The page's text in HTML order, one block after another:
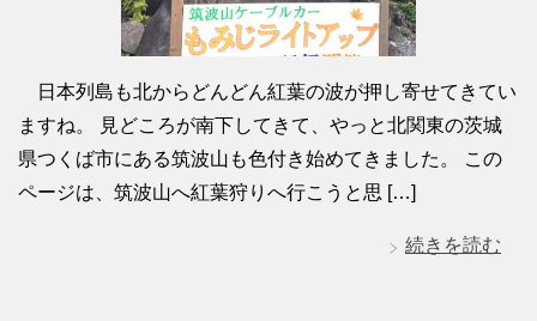
日本列島も北からどんどん紅葉の波が押し寄せてきてい
ますね。 見どころが南下してきて、やっと北関東の茨城
県つくば市にある筑波山も色付き始めてきました。 この
ページは、筑波山へ紅葉狩りへ行こうと思 […]
続きを読む